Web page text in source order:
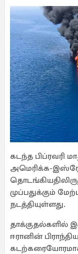
கடந்த பிப்ரவரி
அமெரிக்க-
முப்பதுக்கும்
நடத்தியுள்ளது.
தாக்குதல்களில்
ஈரானின்